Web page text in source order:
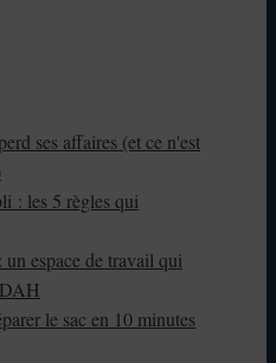
ses affaires (et ce n'est
: les 5 règles qui
espace de travail qui
le sac en 10 minutes